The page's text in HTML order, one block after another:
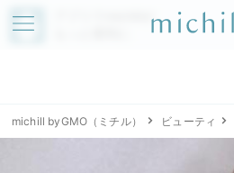
アプリでmichillが
michill byGMO（ミチル） ビューティ